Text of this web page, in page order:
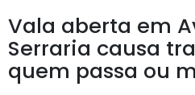
Vala aberta em
Serraria causa
quem passa ou